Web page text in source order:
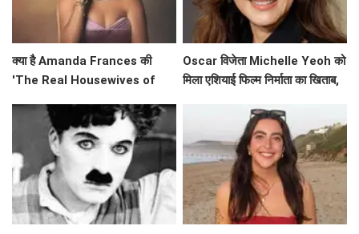
क्या है Amanda Frances की
'The Real Housewives of
Oscar विजेता Michelle Yeoh को
मिला एशियाई फिल्म निर्माता का खिताब,